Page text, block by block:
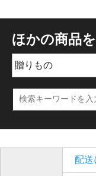
ほかの商品
配送